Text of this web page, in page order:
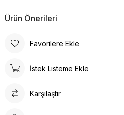
Desen : Düz
Kalıp : Rahat Kalıp
95 cm
Ürün Ölçüsü
Ürün Önerileri
Favorilere Ekle
İstek Listeme Ekle
Karşılaştır